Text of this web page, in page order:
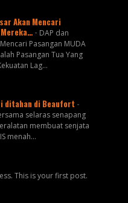
Akan Mencari
Mereka… - DAP dan
Pasangan MUDA
Pasangan Tua Yang
Lag...
ditahan di Beaufort -
selaras senapang
membuat senjata
menah...
This is your first post.